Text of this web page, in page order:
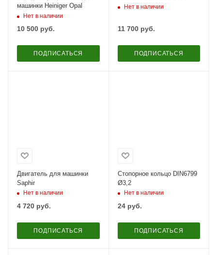
машинки Heiniger Opal
Нет в наличии
10 500 руб.
ПОДПИСАТЬСЯ
Нет в наличии
11 700руб.
ПОДПИСАТЬСЯ
Двигатель для машинки
Saphir
Нет в наличии
4 720 руб.
ПОДПИСАТЬСЯ
Cтопорное кольцо DIN6799
Ø3,2
Нет в наличии
24руб.
ПОДПИСАТЬСЯ